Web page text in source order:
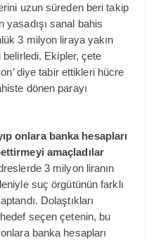
uzun süreden beri takip
sanal bahis
3 milyon liraya yakın
Ekipler, çete
diye tabir ettikleri hücre
dönen parayı
onlara banka hesapları
amaçladılar
3 milyon liranın
suç örgütünün farklı
Dolaştıkları
seçen çetenin, bu
banka hesapları